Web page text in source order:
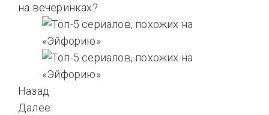
на вечеринках?
Назад
Далее